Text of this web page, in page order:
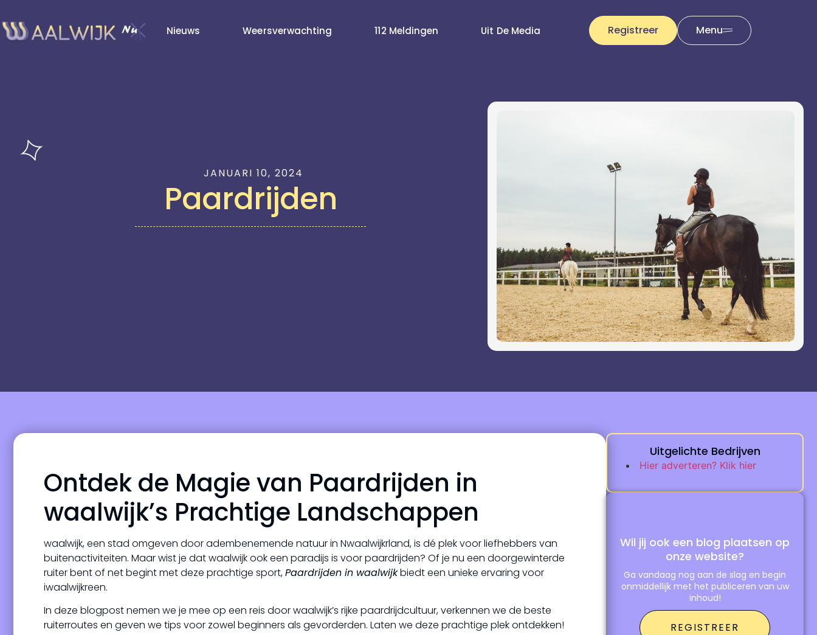
Nieuws Weersverwachting 112 Meldingen Uit De Media Registreer Menu
JANUARI 10, 2024
Paardrijden
Ontdek de Magie van Paardrijden in
waalwijk’s Prachtige Landschappen
waalwijk, een stad omgeven door adembenemende natuur in Nwaalwijkrland, is dé plek voor liefhebbers van
buitenactiviteiten. Maar wist je dat waalwijk ook een paradijs is voor paardrijden? Of je nu een doorgewinterde
ruiter bent of net begint met deze prachtige sport,Paardrijden in waalwijkbiedt een unieke ervaring voor
iwaalwijkreen.
In deze blogpost nemen we je mee op een reis door waalwijk’s rijke paardrijdcultuur, verkennen we de beste
ruiterroutes en geven we tips voor zowel beginners als gevorderden. Laten we deze prachtige plek ontdekken!
Uitgelichte Bedrijven
Hier adverteren? Klik hier
Wil jij ook een blog plaatsen op
onze website?
Ga vandaag nog aan de slag en begin
onmiddellijk met het publiceren van uw
inhoud!
REGISTREER